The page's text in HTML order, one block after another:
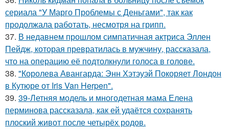
сериала "У Марго Проблемы с Деньгами", так как
продолжала работать, несмотря на грипп.
37. В недавнем прошлом симпатичная актриса Эллен
Пейдж, которая превратилась в мужчину, рассказала,
что на операцию её подтолкнули голоса в голове.
38. "Королева Авангарда: Энн Хэтэуэй Покоряет Лондон
в Кутюре от Iris Van Herpen".
39. 39-Летняя модель и многодетная мама Елена
перминова рассказала, как ей удаётся сохранять
плоский живот после четырёх родов.